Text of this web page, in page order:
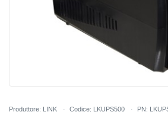
Produttore: LINK Codice: LKUPS500 PN: